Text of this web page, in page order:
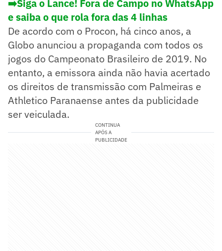
➡️Siga o Lance! Fora de Campo no WhatsApp
e saiba o que rola fora das 4 linhas
De acordo com o Procon, há cinco anos, a
Globo anunciou a propaganda com todos os
jogos do Campeonato Brasileiro de 2019. No
entanto, a emissora ainda não havia acertado
os direitos de transmissão com Palmeiras e
Athletico Paranaense antes da publicidade
ser veiculada.
CONTINUA
APÓS A
PUBLICIDADE